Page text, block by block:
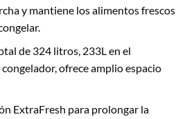
y mantiene los alimentos frescos
de 324 litros, 233L en el
ofrece amplio espacio
ExtraFresh para prolongar la